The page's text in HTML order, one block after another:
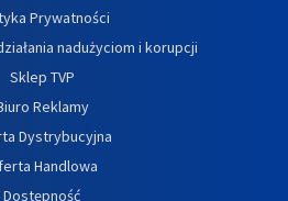
Prywatności
nadużyciom i korupcji
Sklep TVP
Reklamy
Dystrybucyjna
Handlowa
Dostępność